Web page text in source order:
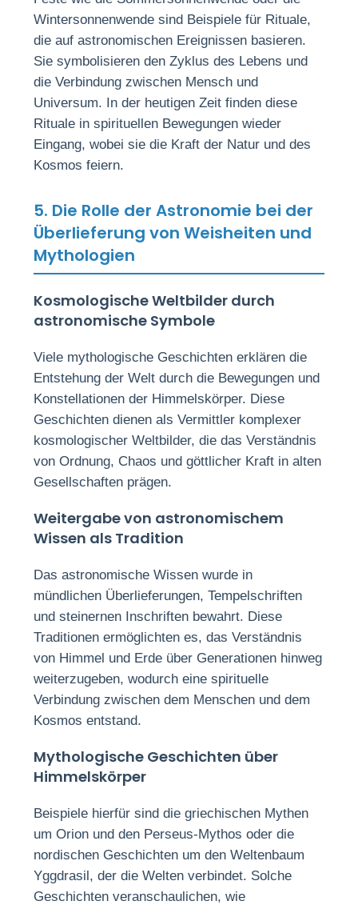
Wintersonnenwende sind Beispiele für Rituale,
die auf astronomischen Ereignissen basieren.
Sie symbolisieren den Zyklus des Lebens und
die Verbindung zwischen Mensch und
Universum. In der heutigen Zeit finden diese
Rituale in spirituellen Bewegungen wieder
Eingang, wobei sie die Kraft der Natur und des
Kosmos feiern.
5. Die Rolle der Astronomie bei der
Überlieferung von Weisheiten und
Mythologien
Kosmologische Weltbilder durch
astronomische Symbole
Viele mythologische Geschichten erklären die
Entstehung der Welt durch die Bewegungen und
Konstellationen der Himmelskörper. Diese
Geschichten dienen als Vermittler komplexer
kosmologischer Weltbilder, die das Verständnis
von Ordnung, Chaos und göttlicher Kraft in alten
Gesellschaften prägen.
Weitergabe von astronomischem
Wissen als Tradition
Das astronomische Wissen wurde in
mündlichen Überlieferungen, Tempelschriften
und steinernen Inschriften bewahrt. Diese
Traditionen ermöglichten es, das Verständnis
von Himmel und Erde über Generationen hinweg
weiterzugeben, wodurch eine spirituelle
Verbindung zwischen dem Menschen und dem
Kosmos entstand.
Mythologische Geschichten über
Himmelskörper
Beispiele hierfür sind die griechischen Mythen
um Orion und den Perseus-Mythos oder die
nordischen Geschichten um den Weltenbaum
Yggdrasil, der die Welten verbindet. Solche
Geschichten veranschaulichen, wie